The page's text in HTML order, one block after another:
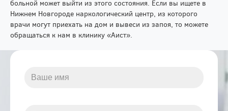
больной может выйти из этого состояния. Если вы ищете в
Нижнем Новгороде наркологический центр, из которого
врачи могут приехать на дом и вывеси из запоя, то можете
обращаться к нам в клинику «Аист».